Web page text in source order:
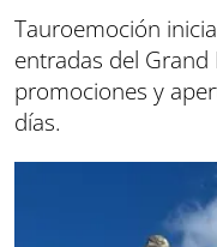
Tauroemoción
entradas del Grand
promociones y
días.